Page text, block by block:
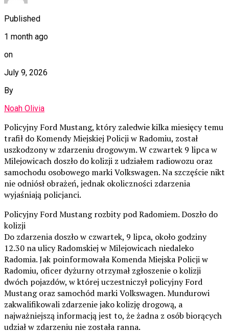
Published
1 month ago
on
July 9, 2026
By
Noah Olivia
Policyjny Ford Mustang, który zaledwie kilka miesięcy temu
trafił do Komendy Miejskiej Policji w Radomiu, został
uszkodzony w zdarzeniu drogowym. W czwartek 9 lipca w
Milejowicach doszło do kolizji z udziałem radiowozu oraz
samochodu osobowego marki Volkswagen. Na szczęście nikt
nie odniósł obrażeń, jednak okoliczności zdarzenia
wyjaśniają policjanci.
Policyjny Ford Mustang rozbity pod Radomiem. Doszło do
kolizji
Do zdarzenia doszło w czwartek, 9 lipca, około godziny
12.30 na ulicy Radomskiej w Milejowicach niedaleko
Radomia. Jak poinformowała Komenda Miejska Policji w
Radomiu, oficer dyżurny otrzymał zgłoszenie o kolizji
dwóch pojazdów, w której uczestniczył policyjny Ford
Mustang oraz samochód marki Volkswagen. Mundurowi
zakwalifikowali zdarzenie jako kolizję drogową, a
najważniejszą informacją jest to, że żadna z osób biorących
udział w zdarzeniu nie została ranna.